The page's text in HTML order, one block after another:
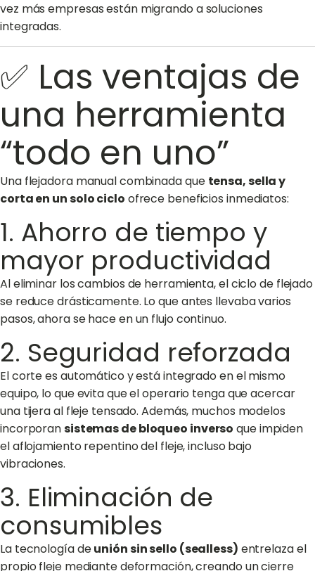
vez más empresas están migrando a soluciones
integradas.
✅ Las ventajas de
una herramienta
“todo en uno”
Una flejadora manual combinada que tensa, sella y
corta en un solo ciclo ofrece beneficios inmediatos:
1. Ahorro de tiempo y
mayor productividad
Al eliminar los cambios de herramienta, el ciclo de flejado
se reduce drásticamente. Lo que antes llevaba varios
pasos, ahora se hace en un flujo continuo.
2. Seguridad reforzada
El corte es automático y está integrado en el mismo
equipo, lo que evita que el operario tenga que acercar
una tijera al fleje tensado. Además, muchos modelos
incorporansistemas de bloqueo inverso que impiden
el aflojamiento repentino del fleje, incluso bajo
vibraciones.
3. Eliminación de
consumibles
La tecnología deunión sin sello (sealless) entrelaza el
propio fleje mediante deformación, creando un cierre